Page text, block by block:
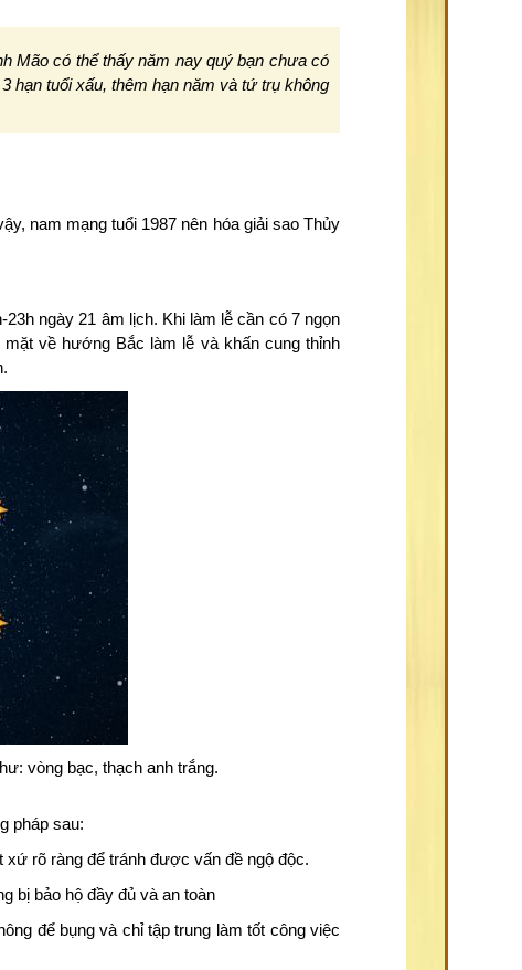
Mão có thể thấy năm nay quý bạn chưa có
hạn tuổi xấu, thêm hạn năm và tứ trụ không
nam mạng tuổi 1987 nên hóa giải sao Thủy
ngày 21 âm lịch. Khi làm lễ cần có 7 ngọn
về hướng Bắc làm lễ và khấn cung thỉnh
vòng bạc, thạch anh trắng.
pháp sau:
rõ ràng để tránh được vấn đề ngộ độc.
bị bảo hộ đầy đủ và an toàn
để bụng và chỉ tập trung làm tốt công việc